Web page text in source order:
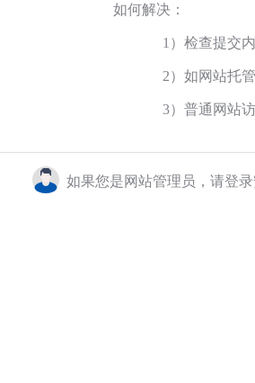
如何解决：
1）检查提交
2）如网站托
3）普通网站
如果您是网站管理员，请登